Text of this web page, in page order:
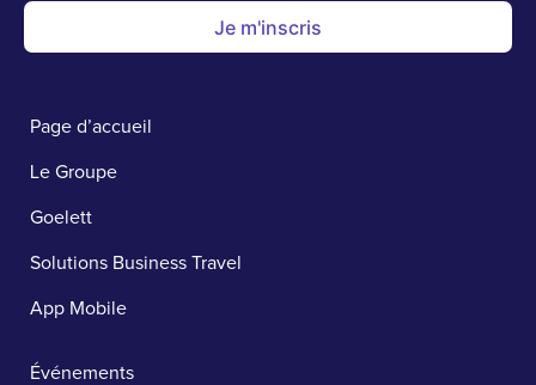
Je m'inscris
Page d’accueil
Le Groupe
Goelett
Solutions Business Travel
App Mobile
Événements